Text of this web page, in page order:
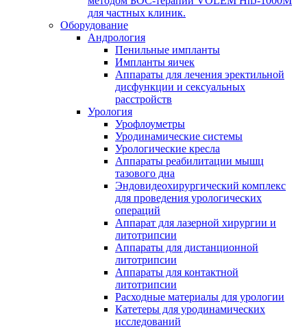
для частных клиник.
Оборудование
Андрология
Пенильные импланты
Импланты яичек
Аппараты для лечения эректильной
дисфункции и сексуальных
расстройств
Урология
Урофлоуметры
Уродинамические системы
Урологические кресла
Аппараты реабилитации мышц
тазового дна
Эндовидеохирургический комплекс
для проведения урологических
операций
Аппарат для лазерной хирургии и
литотрипсии
Аппараты для дистанционной
литотрипсии
Аппараты для контактной
литотрипсии
Расходные материалы для урологии
Катетеры для уродинамических
исследований